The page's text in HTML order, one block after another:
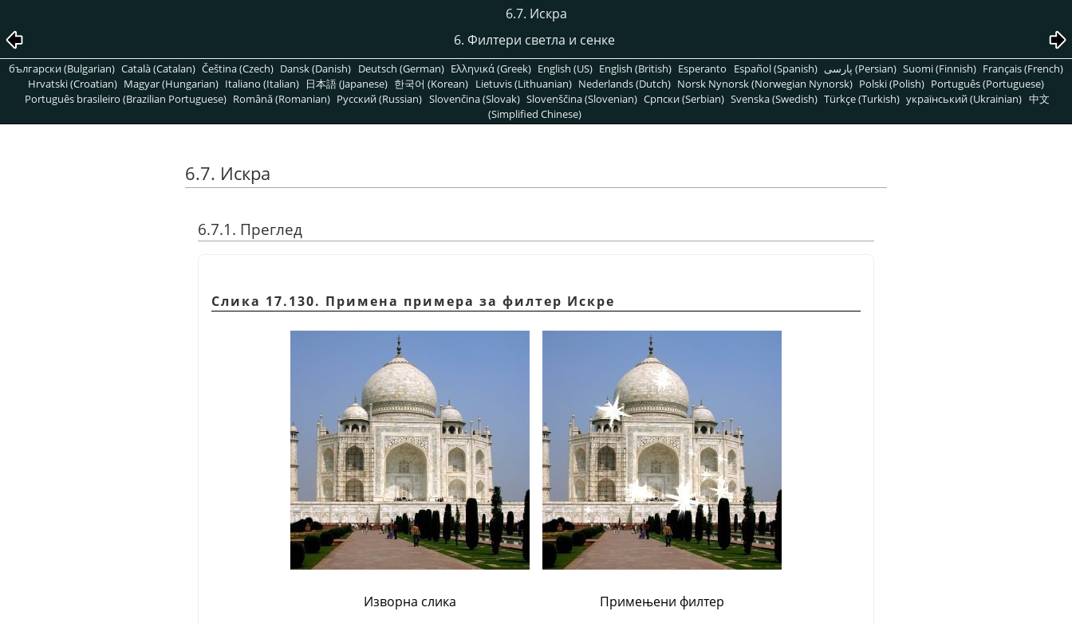
6.7. Искра
6. Филтери светла и сенке
български (Bulgarian) Català (Catalan) Čeština (Czech) Dansk (Danish) Deutsch (German) Ελληνικά (Greek) English (US) English (British) Esperanto Español (Spanish) پارسی (Persian) Suomi (Finnish) Français (French)
Hrvatski (Croatian) Magyar (Hungarian) Italiano (Italian) 日本語 (Japanese) 한국어 (Korean) Lietuvis (Lithuanian) Nederlands (Dutch) Norsk Nynorsk (Norwegian Nynorsk) Polski (Polish) Português (Portuguese)
Português brasileiro (Brazilian Portuguese) Română (Romanian) Pусский (Russian) Slovenčina (Slovak) Slovenščina (Slovenian) Српски (Serbian) Svenska (Swedish) Türkçe (Turkish) український (Ukrainian) 中文
(Simplified Chinese)
6.7. Искра
6.7.1. Преглед
Слика 17.130. Примена примера за филтер Искре
Изворна слика Примењени филтер